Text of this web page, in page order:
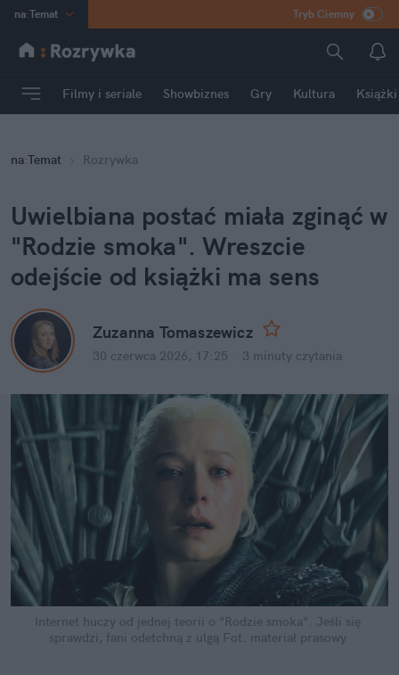
na:Temat
INN Poland
mama
Rozrywka
Tryb Ciemny
Filmy i seriale Showbiznes Gry Kultura Książki
na:Temat Rozrywka
Uwielbiana postać miała zginąć w
"Rodzie smoka". Wreszcie
odejście od książki ma sens
Zuzanna Tomaszewicz
30 czerwca 2026, 17:25 3 minuty czytania
Internet huczy od jednej teorii o "Rodzie smoka". Jeśli się
sprawdzi, fani odetchną z ulgą Fot. materiał prasowy